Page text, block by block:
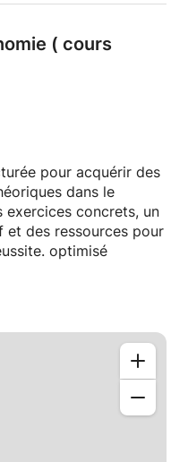
( cours
pour acquérir des
dans le
exercices concrets, un
et des ressources pour
optimisé